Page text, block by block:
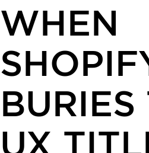
WHEN
BURIES
UX